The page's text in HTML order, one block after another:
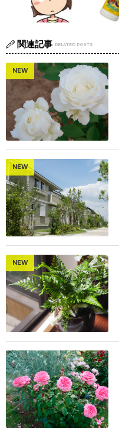
関連記事 RELATED POSTS
NEW
NEW
NEW